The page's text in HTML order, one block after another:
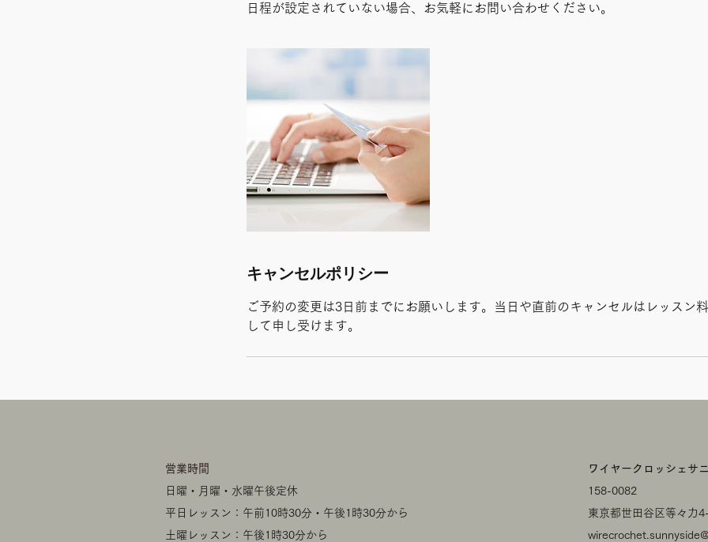
日程が設定されていない場合、お気軽にお問い合わせください。
キャンセルポリシー
ご予約の変更は3日前までにお願いします。当日や直前のキャンセルはレッスン
して申し受けます。
​営業時間
日曜・月曜・水曜午後定休
平日レッスン：午前10時30分・午後1時30分から
土曜レッスン：午後1時30分から
ワイヤークロッシェサ
158-0082
東京都世田谷区等々力